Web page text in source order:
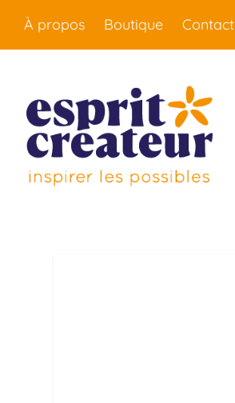
À propos Boutique Contact